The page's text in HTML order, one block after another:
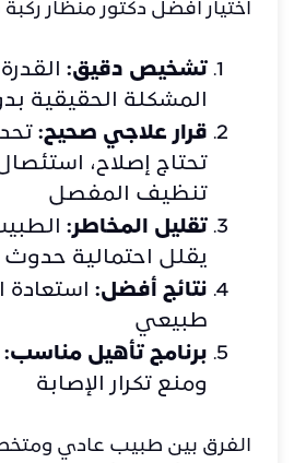
اختيار أفضل دكتور منظار
تشخيص دقيق:
المشكلة الحقيقية
قرار علاجي صحيح:
تحتاج إصلاح،
تنظيف المفصل
تقليل المخاطر:
يقلل احتمالية
نتائج أفضل: استعادة
طبيعي
برنامج تأهيل مناسب:
ومنع تكرار الإصابة
الفرق بين طبيب عادي